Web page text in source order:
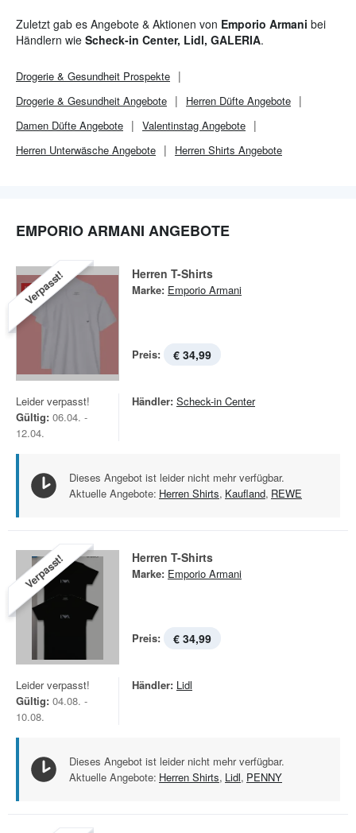
Zuletzt gab es Angebote & Aktionen von Emporio Armani bei
Händlern wie Scheck-in Center, Lidl, GALERIA.
Drogerie & Gesundheit Prospekte
Drogerie & Gesundheit Angebote
Herren Düfte Angebote
Damen Düfte Angebote
Valentinstag Angebote
Herren Unterwäsche Angebote
Herren Shirts Angebote
EMPORIO ARMANI ANGEBOTE
Verpasst! Herren T-Shirts
Marke: Emporio Armani
Preis: € 34,99
Leider verpasst!
Gültig: 06.04. -
12.04.
Händler: Scheck-in Center
Dieses Angebot ist leider nicht mehr verfügbar.
Aktuelle Angebote: Herren Shirts, Kaufland, REWE
Verpasst! Herren T-Shirts
Marke: Emporio Armani
Preis: € 34,99
Leider verpasst!
Gültig: 04.08. -
10.08.
Händler: Lidl
Dieses Angebot ist leider nicht mehr verfügbar.
Aktuelle Angebote: Herren Shirts, Lidl, PENNY